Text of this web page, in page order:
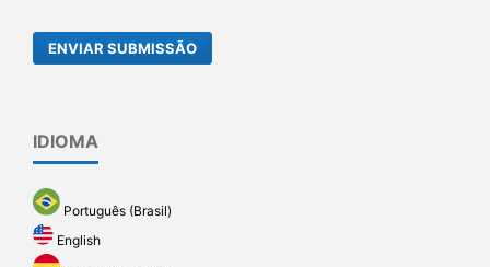
ENVIAR SUBMISSÃO
IDIOMA
Português (Brasil)
English